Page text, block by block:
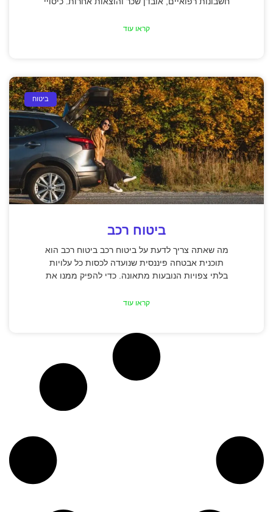
קראו עוד
ביטוח
ביטוח רכב
מה שאתה צריך לדעת על ביטוח רכב ביטוח רכב הוא
תוכנית אבטחה פיננסית שנועדה לכסות כל עלויות
בלתי צפויות הנובעות מתאונה. כדי להפיק ממנו את
קראו עוד